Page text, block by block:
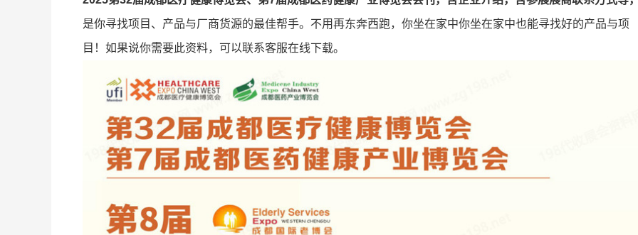
是你寻找项目、产品与厂商货源的最佳帮手。不用再东奔西跑，你坐在家中你坐在家中也能寻找好的产品与项
目！如果说你需要此资料，可以联系客服在线下载。